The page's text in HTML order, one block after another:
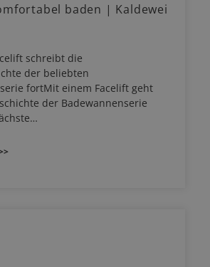
baden | Kaldewei
schreibt die
der beliebten
fortMit einem Facelift geht
der Badewannenserie